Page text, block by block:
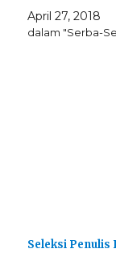
April 27, 2018
dalam "Serba-
Seleksi Penulis